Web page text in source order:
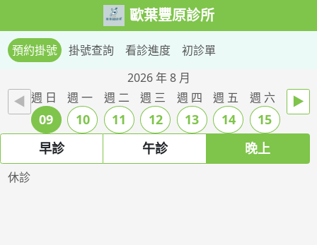
歐葉豐原診所
預約掛號 掛號查詢 看診進度
初診單
2026 年 8 月
◄ 週 日
09
週 一
10
週 二
11
週 三
12
週 四
13
週 五
14
週 六
15
►
早診 午診 晚上
休診